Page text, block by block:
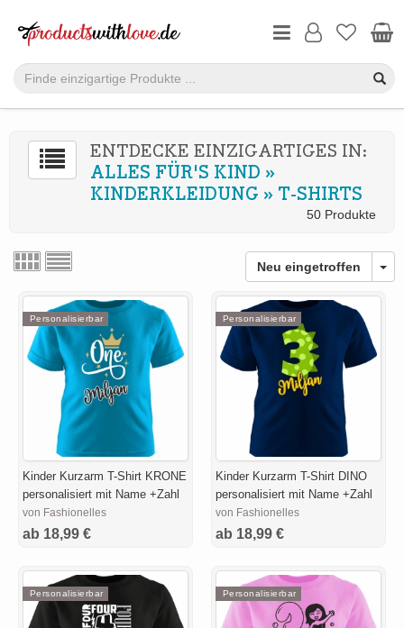
ENTDECKE EINZIGARTIGES IN:
ALLES FÜR'S KIND »
KINDERKLEIDUNG » T-SHIRTS
50 Produkte
Neu eingetroffen
Personalisierbar
Kinder Kurzarm T-Shirt KRONE
personalisiert mit Name +Zahl
von Fashionelles
ab 18,99 €
Personalisierbar
Kinder Kurzarm T-Shirt DINO
personalisiert mit Name +Zahl
von Fashionelles
ab 18,99 €
Personalisierbar Personalisierbar